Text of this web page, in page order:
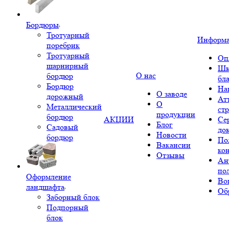
Бордюры
Тротуарный
поребрик
Тротуарный
шарнирный
бордюр
Бордюр
дорожный
Металлический
бордюр
Садовый
бордюр
Оформление
ландшафта
Заборный блок
Подпорный
блок
АКЦИИ
О нас
О заводе
О
продукции
Блог
Новости
Вакансии
Отзывы